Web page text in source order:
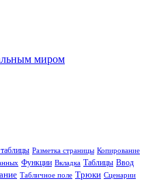
миром
Разметка страницы Копирование
Функции Вкладка Таблицы Ввод
Табличное поле Трюки Сценарии